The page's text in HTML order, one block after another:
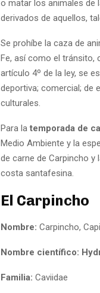
o matar los animales de
derivados de aquellos,
Se prohíbe la caza de
Fe, así como el tránsito,
artículo 4º de la ley, se
deportiva; comercial; de
culturales.
Para la temporada de
Medio Ambiente y la
de carne de Carpincho y
costa santafesina.
El Carpincho
Nombre: Carpincho,
Nombre científico:
Familia: Caviidae